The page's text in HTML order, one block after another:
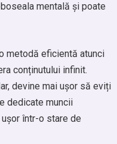
mentală și poate
metodă eficientă atunci
conținutului infinit.
devine mai ușor să eviți
dedicate muncii
într-o stare de